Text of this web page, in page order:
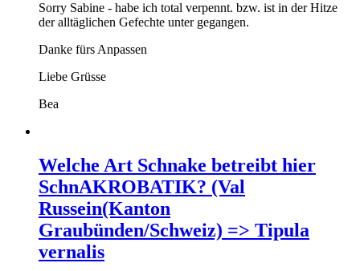
Sorry Sabine - habe ich total verpennt. bzw. ist in der Hitze
der alltäglichen Gefechte unter gegangen.
Danke fürs Anpassen
Liebe Grüsse
Bea
Welche Art Schnake betreibt hier
SchnAKROBATIK? (Val
Russein(Kanton
Graubünden/Schweiz) => Tipula
vernalis